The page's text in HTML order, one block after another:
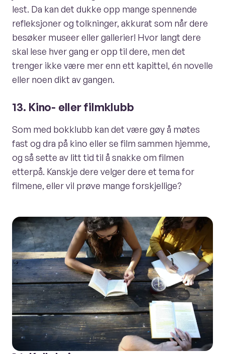
lest. Da kan det dukke opp mange spennende
refleksjoner og tolkninger, akkurat som når dere
besøker museer eller gallerier! Hvor langt dere
skal lese hver gang er opp til dere, men det
trenger ikke være mer enn ett kapittel, én novelle
eller noen dikt av gangen.
13. Kino- eller filmklubb
Som med bokklubb kan det være gøy å møtes
fast og dra på kino eller se film sammen hjemme,
og så sette av litt tid til å snakke om filmen
etterpå. Kanskje dere velger dere et tema for
filmene, eller vil prøve mange forskjellige?